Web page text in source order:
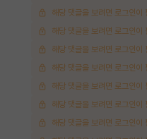
해당 댓글을 보려면 로그인이
해당 댓글을 보려면 로그인이
해당 댓글을 보려면 로그인이
해당 댓글을 보려면 로그인이
해당 댓글을 보려면 로그인이
해당 댓글을 보려면 로그인이
해당 댓글을 보려면 로그인이